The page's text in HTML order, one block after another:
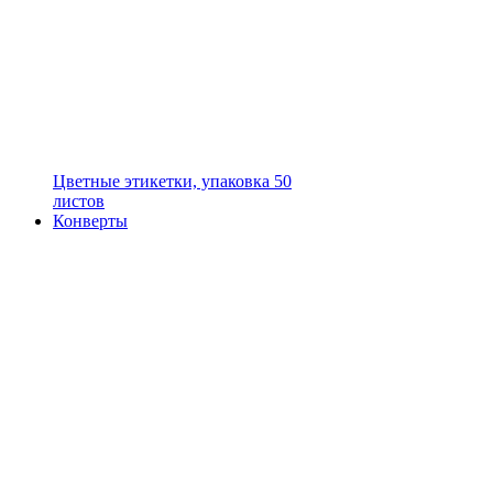
Цветные этикетки, упаковка 50
листов
Конверты